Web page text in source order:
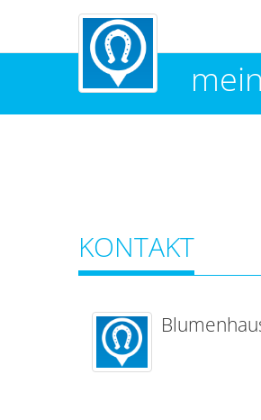
KONTAKT